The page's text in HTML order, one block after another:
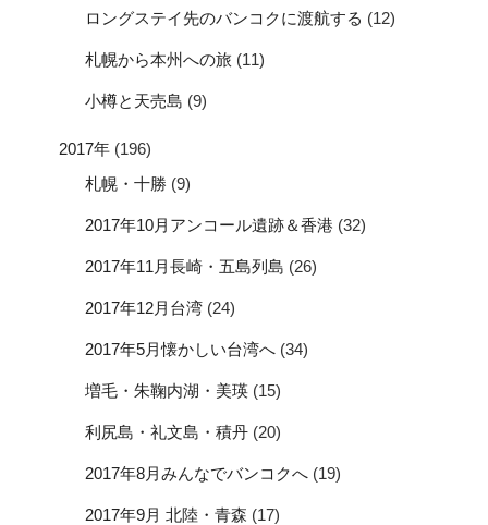
ロングステイ先のバンコクに渡航する (12)
札幌から本州への旅 (11)
小樽と天売島 (9)
2017年 (196)
札幌・十勝 (9)
2017年10月アンコール遺跡＆香港 (32)
2017年11月長崎・五島列島 (26)
2017年12月台湾 (24)
2017年5月懐かしい台湾へ (34)
増毛・朱鞠内湖・美瑛 (15)
利尻島・礼文島・積丹 (20)
2017年8月みんなでバンコクへ (19)
2017年9月 北陸・青森 (17)